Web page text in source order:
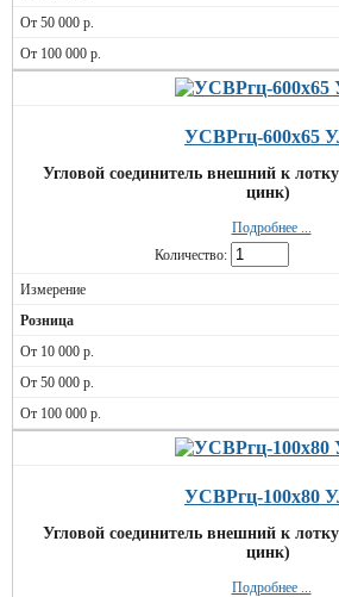
УСВРгц-600х65
Угловой соединитель внешний к
цинк)
Подробнее ...
Количество:
УСВРгц-100х80
Угловой соединитель внешний к
цинк)
Подробнее ...